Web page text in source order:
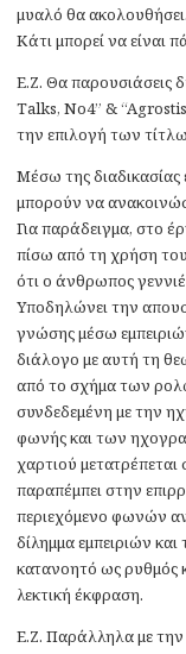
μυαλό θα
Κάτι μπορεί να είναι
Ε.Ζ. Θα παρουσιάσεις
Talks, No4” & “Agrostis
την επιλογή των
Μέσω της διαδικασίας
μπορούν να
Για παράδειγμα, στο
πίσω από τη χρήση
ότι ο άνθρωπος
Υποδηλώνει την
γνώσης μέσω
διάλογο με αυτή τη
από το σχήμα των
συνδεδεμένη με την
φωνής και των
χαρτιού
παραπέμπει στην
περιεχόμενο φωνών
δίλημμα εμπειριών
κατανοητό ως ρυθμός
λεκτική έκφραση.
Ε.Ζ. Παράλληλα με